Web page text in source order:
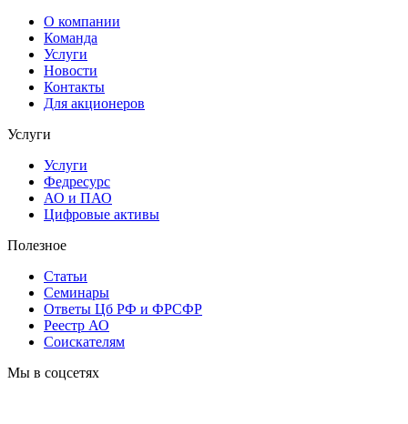
О компании
Команда
Услуги
Новости
Контакты
Для акционеров
Услуги
Услуги
Федресурс
АО и ПАО
Цифровые активы
Полезное
Статьи
Cеминары
Ответы Цб РФ и ФРСФР
Реестр АО
Соискателям
Мы в соцсетях